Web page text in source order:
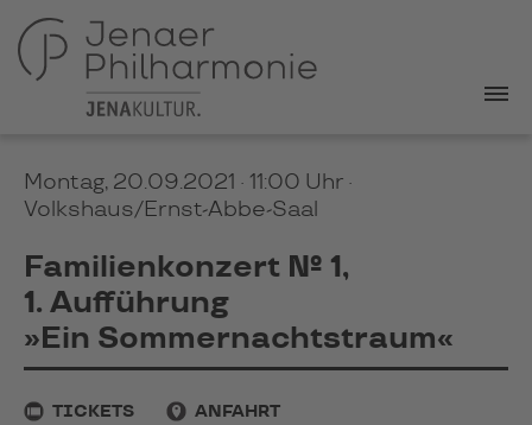
Montag, 20.09.2021 · 11:00 Uhr ·
Volkshaus/Ernst-Abbe-Saal
Familienkonzert № 1,
1. Aufführung
»Ein Sommernachtstraum«
TICKETS ANFAHRT